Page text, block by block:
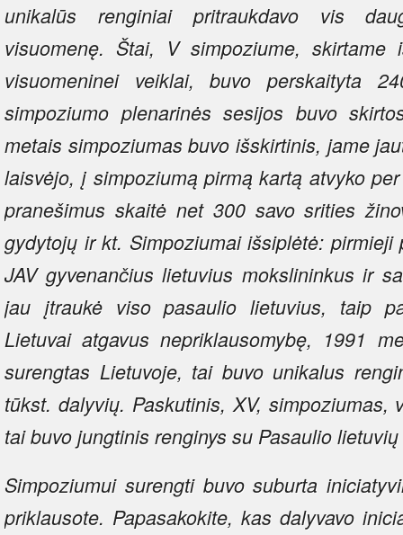
unikalūs renginiai pritraukdavo vis
visuomenę. Štai, V simpoziume,
visuomeninei veiklai, buvo perskaityta
simpoziumo plenarinės sesijos buvo
metais simpoziumas buvo išskirtinis, jame
laisvėjo, į simpoziumą pirmą kartą atvyko
pranešimus skaitė net 300 savo srities
gydytojų ir kt. Simpoziumai išsiplėtė:
JAV gyvenančius lietuvius mokslininkus ir
jau įtraukė viso pasaulio lietuvius, taip
Lietuvai atgavus nepriklausomybę, 1991
surengtas Lietuvoje, tai buvo unikalus
tūkst. dalyvių. Paskutinis, XV, simpoziumas,
tai buvo jungtinis renginys su Pasaulio
Simpoziumui surengti buvo suburta
priklausote. Papasakokite, kas dalyvavo